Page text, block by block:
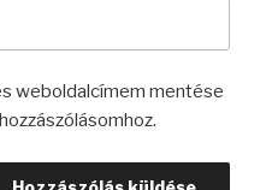
weboldalcímem mentése